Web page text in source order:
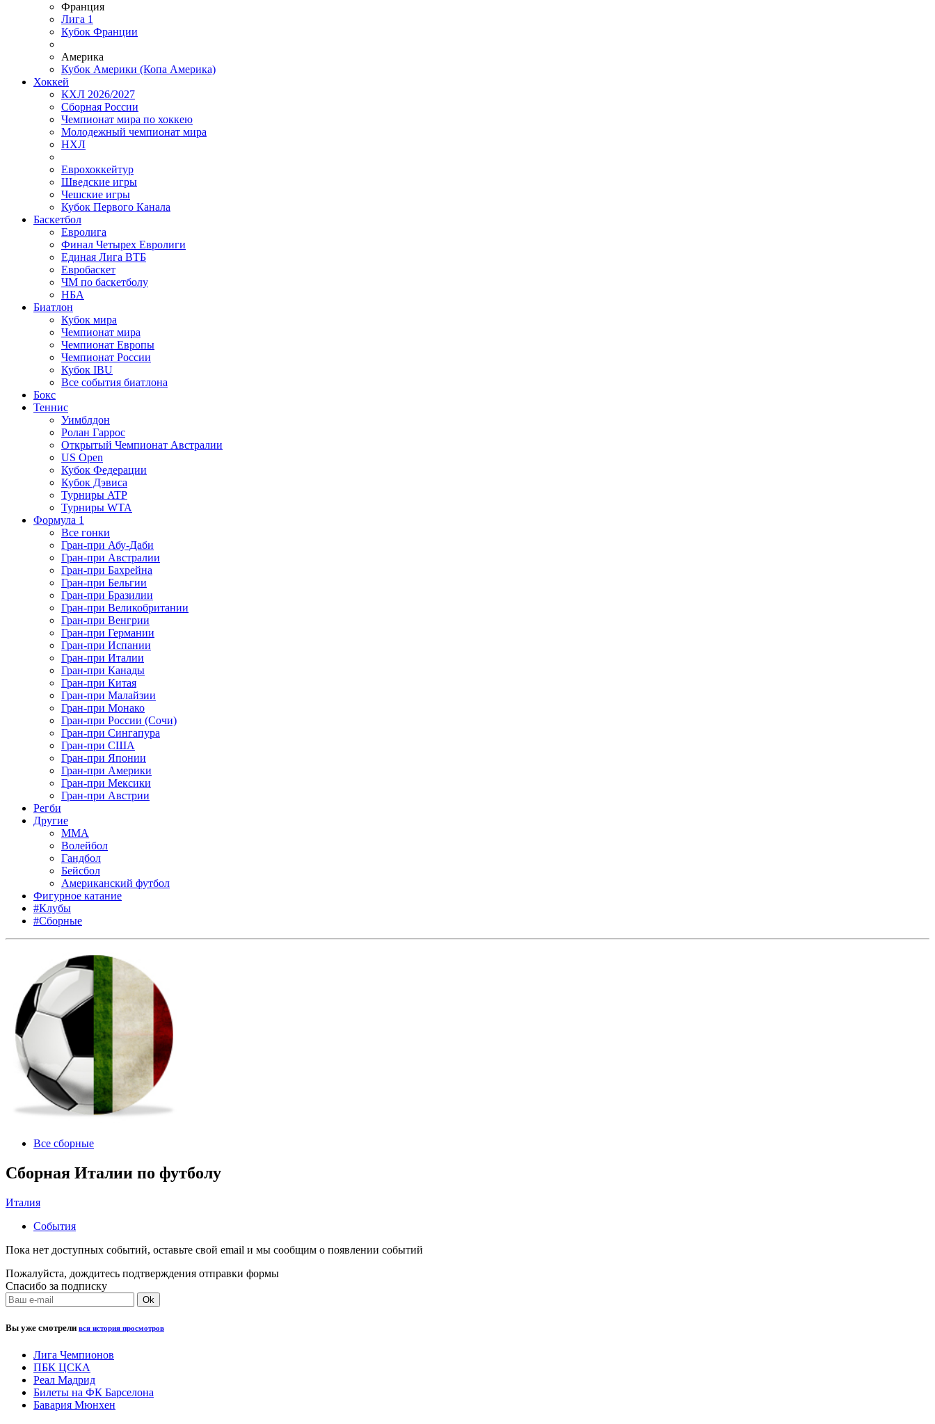
Франция
Лига 1
Кубок Франции
Америка
Кубок Америки (Копа Америка)
Хоккей
КХЛ 2026/2027
Сборная России
Чемпионат мира по хоккею
Молодежный чемпионат мира
НХЛ
Еврохоккейтур
Шведские игры
Чешские игры
Кубок Первого Канала
Баскетбол
Евролига
Финал Четырех Евролиги
Единая Лига ВТБ
Евробаскет
ЧМ по баскетболу
НБА
Биатлон
Кубок мира
Чемпионат мира
Чемпионат Европы
Чемпионат России
Кубок IBU
Все события биатлона
Бокс
Теннис
Уимблдон
Ролан Гаррос
Открытый Чемпионат Австралии
US Open
Кубок Федерации
Кубок Дэвиса
Турниры ATP
Турниры WTA
Формула 1
Все гонки
Гран-при Абу-Даби
Гран-при Австралии
Гран-при Бахрейна
Гран-при Бельгии
Гран-при Бразилии
Гран-при Великобритании
Гран-при Венгрии
Гран-при Германии
Гран-при Испании
Гран-при Италии
Гран-при Канады
Гран-при Китая
Гран-при Малайзии
Гран-при Монако
Гран-при России (Сочи)
Гран-при Сингапура
Гран-при США
Гран-при Японии
Гран-при Америки
Гран-при Мексики
Гран-при Австрии
Регби
Другие
MMA
Волейбол
Гандбол
Бейсбол
Американский футбол
Фигурное катание
#Клубы
#Сборные
Все сборные
Сборная Италии по футболу
Италия
События
Пока нет доступных событий, оставьте свой email и мы сообщим о появлении событий
Пожалуйста, дождитесь подтверждения отправки формы
Спасибо за подписку
Вы уже смотрели вся история просмотров
Лига Чемпионов
ПБК ЦСКА
Реал Мадрид
Билеты на ФК Барселона
Бавария Мюнхен